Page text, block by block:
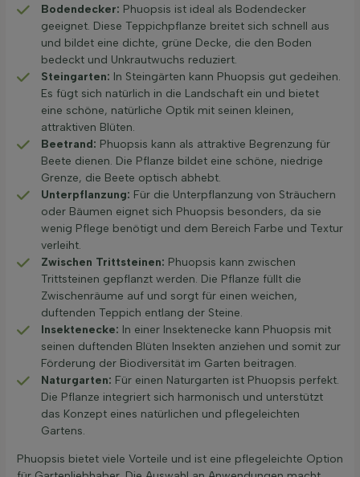
Bodendecker: Phuopsis ist ideal als Bodendecker
geeignet. Diese Teppichpflanze breitet sich schnell aus
und bildet eine dichte, grüne Decke, die den Boden
bedeckt und Unkrautwuchs reduziert.
Steingarten: In Steingärten kann Phuopsis gut gedeihen.
Es fügt sich natürlich in die Landschaft ein und bietet
eine schöne, natürliche Optik mit seinen kleinen,
attraktiven Blüten.
Beetrand: Phuopsis kann als attraktive Begrenzung für
Beete dienen. Die Pflanze bildet eine schöne, niedrige
Grenze, die Beete optisch abhebt.
Unterpflanzung: Für die Unterpflanzung von Sträuchern
oder Bäumen eignet sich Phuopsis besonders, da sie
wenig Pflege benötigt und dem Bereich Farbe und Textur
verleiht.
Zwischen Trittsteinen: Phuopsis kann zwischen
Trittsteinen gepflanzt werden. Die Pflanze füllt die
Zwischenräume auf und sorgt für einen weichen,
duftenden Teppich entlang der Steine.
Insektenecke: In einer Insektenecke kann Phuopsis mit
seinen duftenden Blüten Insekten anziehen und somit zur
Förderung der Biodiversität im Garten beitragen.
Naturgarten: Für einen Naturgarten ist Phuopsis perfekt.
Die Pflanze integriert sich harmonisch und unterstützt
das Konzept eines natürlichen und pflegeleichten
Gartens.
Phuopsis bietet viele Vorteile und ist eine pflegeleichte Option